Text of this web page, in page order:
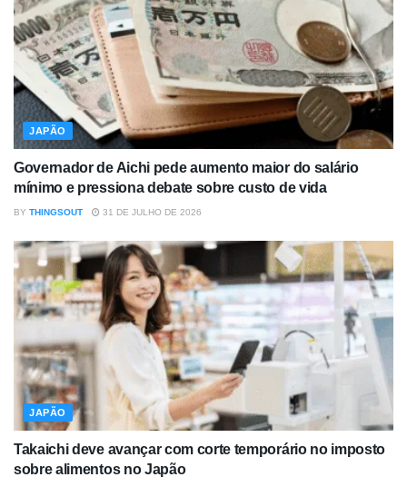
JAPÃO
Governador de Aichi pede aumento maior do salário
mínimo e pressiona debate sobre custo de vida
BY THINGSOUT 31 DE JULHO DE 2026
JAPÃO
Takaichi deve avançar com corte temporário no imposto
sobre alimentos no Japão